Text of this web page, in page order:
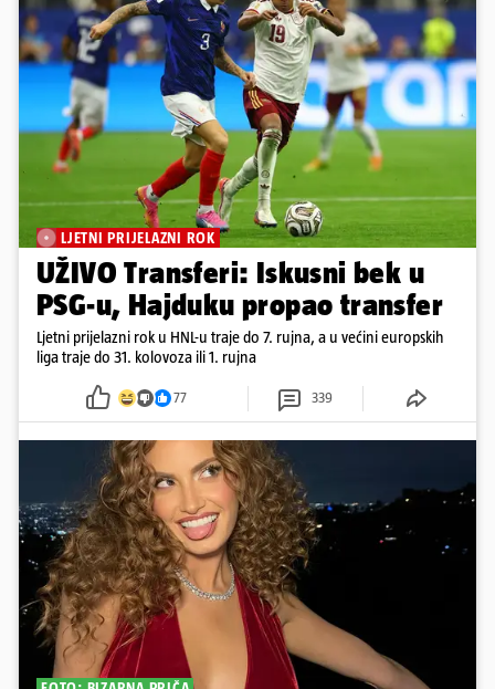
LJETNI PRIJELAZNI ROK
UŽIVO Transferi: Iskusni bek u
PSG-u, Hajduku propao transfer
Ljetni prijelazni rok u HNL-u traje do 7. rujna, a u većini europskih
liga traje do 31. kolovoza ili 1. rujna
77 339